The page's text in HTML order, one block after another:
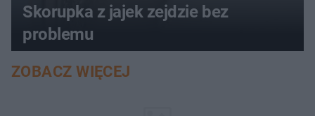
Skorupka z jajek zejdzie bez
problemu
ZOBACZ WIĘCEJ